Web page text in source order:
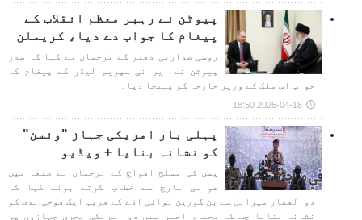
پیوٹن نے رہبر معظم انقلاب کے
پیغام کا جواب دے دیا، کریملن
روسی صدارتی دفتر کے ترجمان نے کہا کہ صدر
پیوٹن نے ایرانی سپریم لیڈر کے پیغام کا
جواب اس ملک کے وزیر خارجہ کو پہنچا دیا۔
2025-04-18 18:50
پہلی بار امریکی جہاز "ونسن"
کو نشانہ بنایا + ویڈیو
یمن کی مسلح افواج کے ترجمان نے صنعا میں
عوامی مارچ سے خطاب کرتے ہوئے کہا کہ
ذوالفقار میزائل سے بن گورین ہوائی اڈے کے قریب ایک فوجی ہدف کو
نشانہ بنایا جب کہ بحیرہ احمر میں دو امریکی بحری جہازوں پر